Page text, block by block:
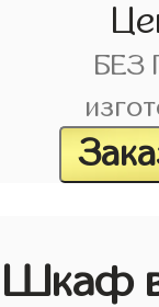
БЕЗ
Шкаф в